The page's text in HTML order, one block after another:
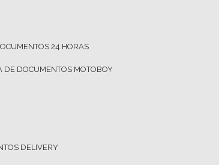
24 HORAS
DE DOCUMENTOS MOTOBOY
DELIVERY